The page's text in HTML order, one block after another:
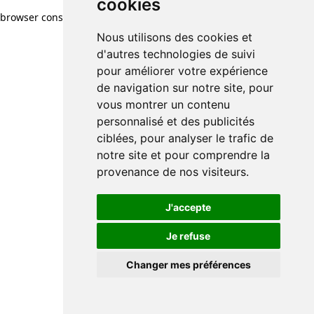
cookies
Nous utilisons des cookies et
d'autres technologies de suivi
pour améliorer votre expérience
de navigation sur notre site, pour
vous montrer un contenu
personnalisé et des publicités
ciblées, pour analyser le trafic de
notre site et pour comprendre la
provenance de nos visiteurs.
J'accepte
Je refuse
Changer mes préférences
browser console for more information)